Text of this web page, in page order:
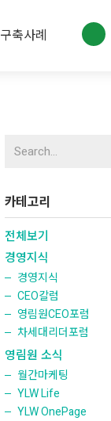
구축사례
for:
카테고리
전체보기
경영지식
경영지식
CEO칼럼
영림원CEO포럼
차세대리더포럼
영림원 소식
월간마케팅
YLW Life
YLW OnePage